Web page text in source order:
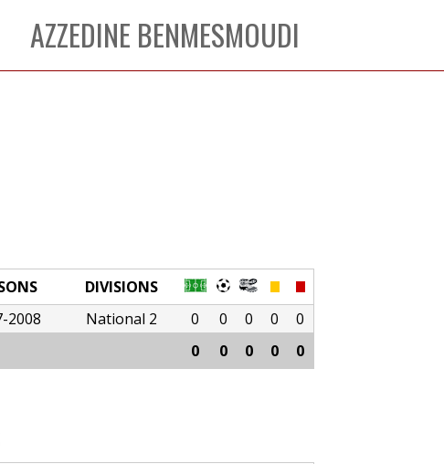
AZZEDINE BENMESMOUDI
DIVISIONS
2008 National 2 0 0 0 0
0
0 0 0 0 0